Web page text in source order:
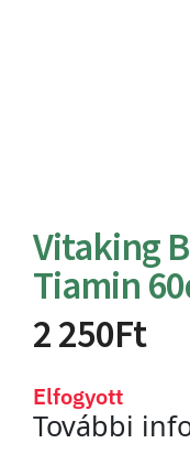
Vitaking
Tiamin
2 250Ft
Elfogyott
További